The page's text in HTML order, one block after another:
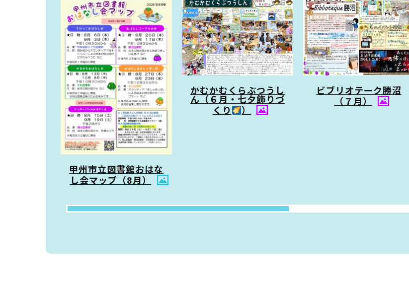
甲州市立図書館おはな
し会マップ（8月）
かむかむくらぶつうし
ん（６月・七夕飾りづ
くり
）
ビブリオテーク勝沼
（７月）